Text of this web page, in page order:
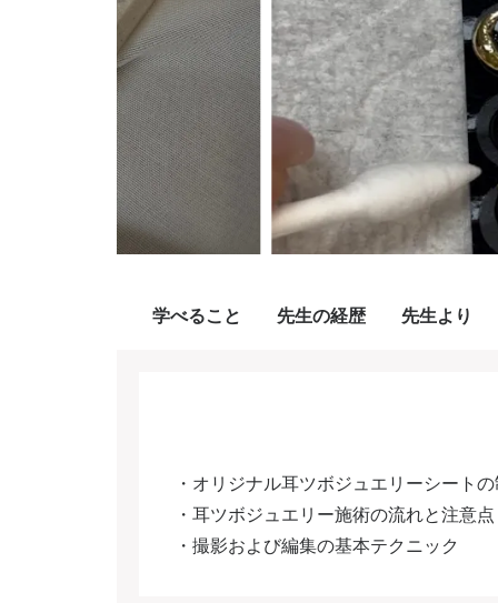
学べること 先生の経歴 先生より
・オリジナル耳ツボジュエリーシート
・耳ツボジュエリー施術の流れと注意点
・撮影および編集の基本テクニック